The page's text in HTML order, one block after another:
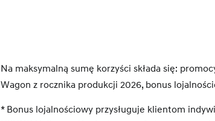
Na maksymalną sumę korzyści składa się:
Wagon z rocznika produkcji 2026, bonus
* Bonus lojalnościowy przysługuje klientom